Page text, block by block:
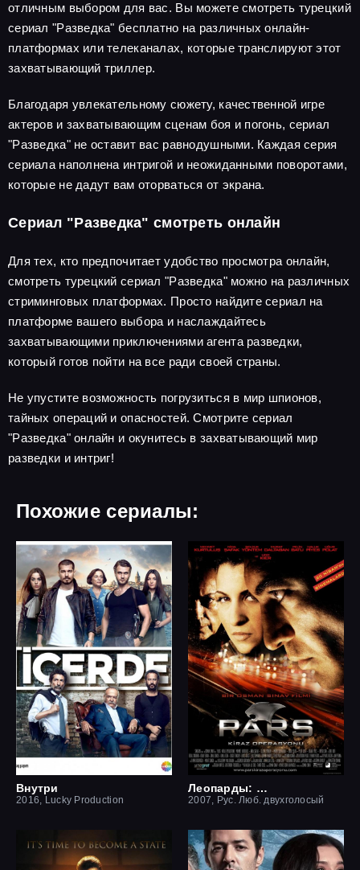
отличным выбором для вас. Вы можете смотреть турецкий
сериал "Разведка" бесплатно на различных онлайн-
платформах или телеканалах, которые транслируют этот
захватывающий триллер.
Благодаря увлекательному сюжету, качественной игре
актеров и захватывающим сценам боя и погонь, сериал
"Разведка" не оставит вас равнодушными. Каждая серия
сериала наполнена интригой и неожиданными поворотами,
которые не дадут вам оторваться от экрана.
Сериал "Разведка" смотреть онлайн
Для тех, кто предпочитает удобство просмотра онлайн,
смотреть турецкий сериал "Разведка" можно на различных
стриминговых платформах. Просто найдите сериал на
платформе вашего выбора и наслаждайтесь
захватывающими приключениями агента разведки,
который готов пойти на все ради своей страны.
Не упустите возможность погрузиться в мир шпионов,
тайных операций и опасностей. Смотрите сериал
"Разведка" онлайн и окунитесь в захватывающий мир
разведки и интриг!
Похожие сериалы:
Внутри
2016, Lucky Production
Леопарды: Операция вишня
2007, Рус. Люб. двухголосый